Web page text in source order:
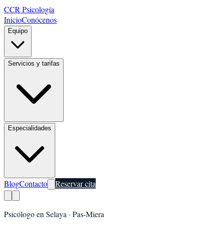
CCR Psicología
InicioConócenos
Equipo
Servicios y tarifas
Especialidades
BlogContacto Reservar cita
Psicólogo en Selaya · Pas-Miera